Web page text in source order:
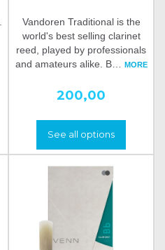
Vandoren Traditional is the
world's best selling clarinet
reed, played by professionals
and amateurs alike. B… MORE
200,00
See all options